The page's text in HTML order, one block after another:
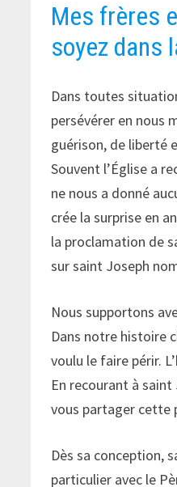
Mes frères
soyez dans
Dans toutes
persévérer en nous
guérison, de liberté
Souvent l’Église a
ne nous a donné
crée la surprise en
la proclamation de
sur saint Joseph
Nous supportons
Dans notre histoire
voulu le faire périr.
En recourant à
vous partager cette
Dès sa conception,
particulier avec le